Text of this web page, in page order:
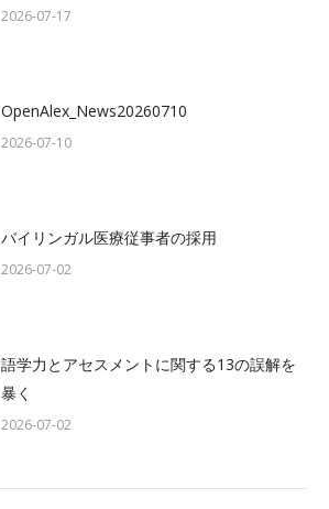
2026-07-17
OpenAlex_News20260710
2026-07-10
バイリンガル医療従事者の採用
2026-07-02
語学力とアセスメントに関する13の誤解を
暴く
2026-07-02